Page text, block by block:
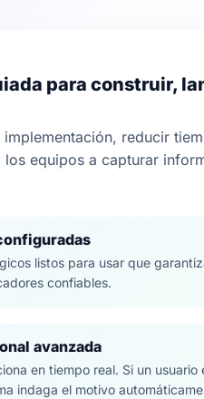
para construir,
reducir
equipos a capturar
listos para usar que
confiables.
avanzada
en tiempo real. Si un usuario
indaga el motivo